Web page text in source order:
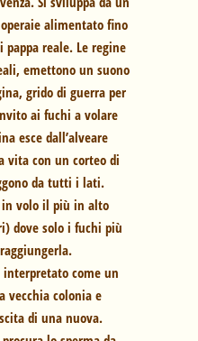
alimentato fino
reale. Le regine
emettono un suono
grido di guerra per
ai fuchi a volare
esce dall’alveare
vita con un corteo di
da tutti i lati.
in volo il più in alto
dove solo i fuchi più
interpretato come un
vecchia colonia e
di una nuova.